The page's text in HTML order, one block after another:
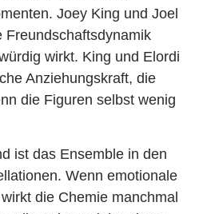
Joey King und Joel
Freundschaftsdynamik
wirkt. King und Elordi
Anziehungskraft, die
die Figuren selbst wenig
ist das Ensemble in den
Wenn emotionale
die Chemie manchmal